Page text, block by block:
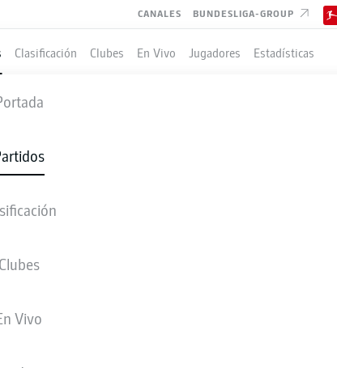
CANALES BUNDESLIGA-GROUP
Clasificación Clubes En Vivo Jugadores Estadísticas
Clubes
Vivo
- ELVERSBERG
1
ESTADÍSTICAS